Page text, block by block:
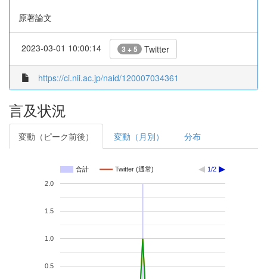
原著論文
2023-03-01 10:00:14 3 + 5 Twitter
https://ci.nii.ac.jp/naid/120007034361
言及状況
変動（ピーク前後） 変動（月別） 分布
合計 Twitter (通常) 1/2
0.5
1.0
1.5
2.0